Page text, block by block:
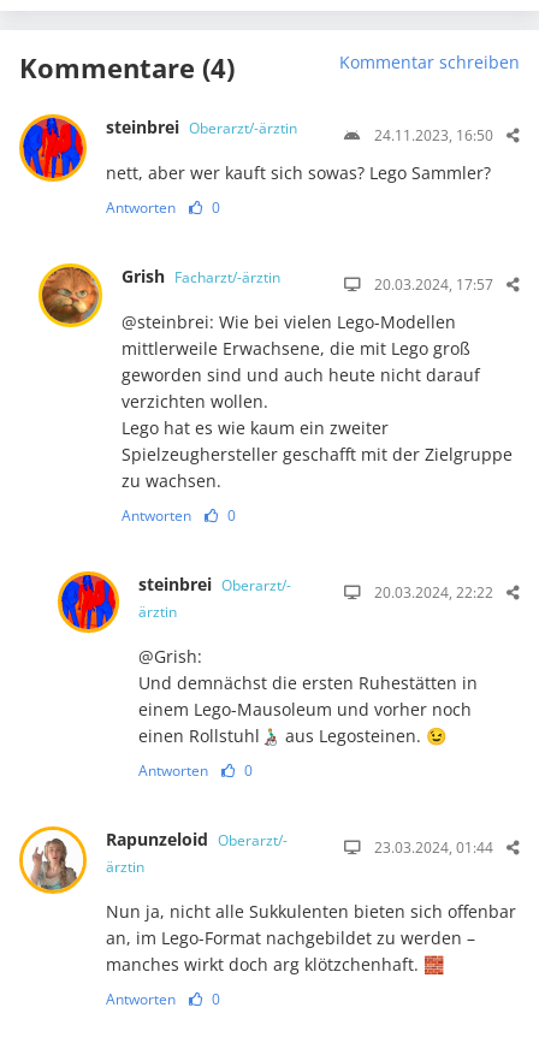
Kommentare (4) Kommentar schreiben
steinbrei Oberarzt/-ärztin 24.11.2023, 16:50
nett, aber wer kauft sich sowas? Lego Sammler?
Antworten 0
Grish Facharzt/-ärztin 20.03.2024, 17:57
@steinbrei: Wie bei vielen Lego-Modellen
mittlerweile Erwachsene, die mit Lego groß
geworden sind und auch heute nicht darauf
verzichten wollen.
Lego hat es wie kaum ein zweiter
Spielzeughersteller geschafft mit der Zielgruppe
zu wachsen.
Antworten 0
steinbrei Oberarzt/-
ärztin
20.03.2024, 22:22
@Grish:
Und demnächst die ersten Ruhestätten in
einem Lego-Mausoleum und vorher noch
einen Rollstuhl👨🏼‍🦽 aus Legosteinen. 😉
Antworten 0
Rapunzeloid Oberarzt/-
ärztin
23.03.2024, 01:44
Nun ja, nicht alle Sukkulenten bieten sich offenbar
an, im Lego-Format nachgebildet zu werden –
manches wirkt doch arg klötzchenhaft. 🧱
Antworten 0